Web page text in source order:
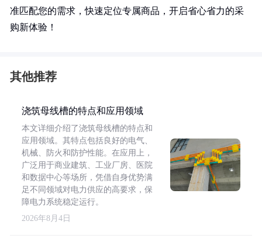
准匹配您的需求，快速定位专属商品，开启省心省力的采
购新体验！
其他推荐
浇筑母线槽的特点和应用领域
本文详细介绍了浇筑母线槽的特点和
应用领域。其特点包括良好的电气、
机械、防火和防护性能。在应用上，
广泛用于商业建筑、工业厂房、医院
和数据中心等场所，凭借自身优势满
足不同领域对电力供应的高要求，保
障电力系统稳定运行。
2026年8月4日